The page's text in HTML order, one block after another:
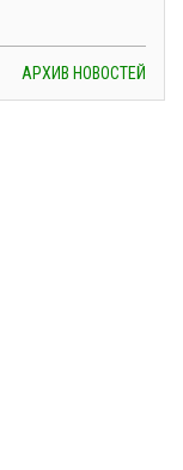
АРХИВ НОВОСТЕЙ